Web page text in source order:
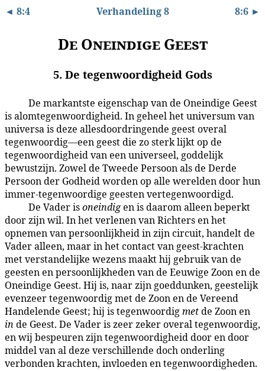
◄ 8:4 Verhandeling 8 8:6 ►
De Oneindige Geest
5. De tegenwoordigheid Gods
De markantste eigenschap van de Oneindige Geest
is alomtegenwoordigheid. In geheel het universum van
universa is deze allesdoordringende geest overal
tegenwoordig—een geest die zo sterk lijkt op de
tegenwoordigheid van een universeel, goddelijk
bewustzijn. Zowel de Tweede Persoon als de Derde
Persoon der Godheid worden op alle werelden door hun
immer-tegenwoordige geesten vertegenwoordigd.
De Vader isoneindigen is daarom alleen beperkt
door zijn wil. In het verlenen van Richters en het
opnemen van persoonlijkheid in zijn circuit, handelt de
Vader alleen, maar in het contact van geest-krachten
met verstandelijke wezens maakt hij gebruik van de
geesten en persoonlijkheden van de Eeuwige Zoon en de
Oneindige Geest. Hij is, naar zijn goeddunken, geestelijk
evenzeer tegenwoordig met de Zoon en de Vereend
Handelende Geest; hij is tegenwoordigmetde Zoon en
in de Geest. De Vader is zeer zeker overal tegenwoordig,
en wij bespeuren zijn tegenwoordigheid door en door
middel van al deze verschillende doch onderling
verbonden krachten, invloeden en tegenwoordigheden.